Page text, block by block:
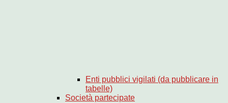
Enti pubblici vigilati (da pubblicare in
tabelle)
Società partecipate